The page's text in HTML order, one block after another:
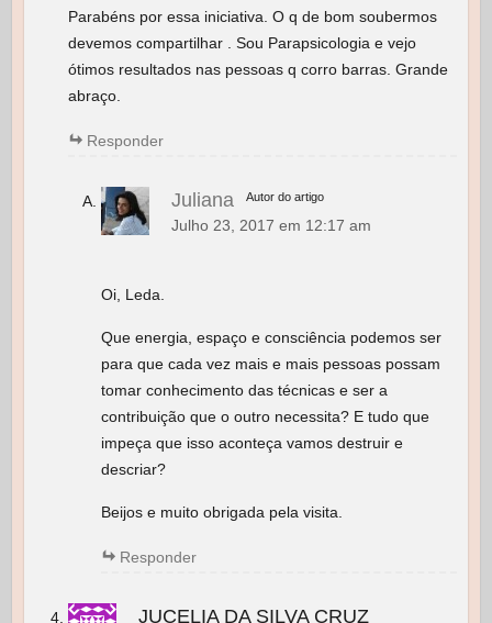
Parabéns por essa iniciativa. O q de bom soubermos
devemos compartilhar . Sou Parapsicologia e vejo
ótimos resultados nas pessoas q corro barras. Grande
abraço.
Responder
Juliana Autor do artigo
Julho 23, 2017 em 12:17 am
Oi, Leda.
Que energia, espaço e consciência podemos ser
para que cada vez mais e mais pessoas possam
tomar conhecimento das técnicas e ser a
contribuição que o outro necessita? E tudo que
impeça que isso aconteça vamos destruir e
descriar?
Beijos e muito obrigada pela visita.
Responder
JUCELIA DA SILVA CRUZ